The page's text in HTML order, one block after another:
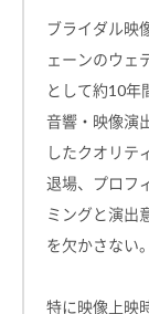
ブライダル映
ェーンのウェ
として約10年
音響・映像演
したクオリテ
退場、プロフ
ミングと演出
を欠かさない。
特に映像上映